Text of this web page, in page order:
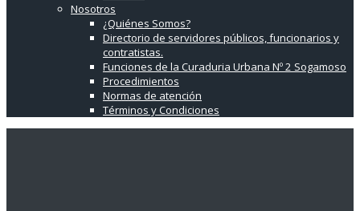
Nosotros
¿Quiénes Somos?
Directorio de servidores públicos, funcionarios y
contratistas.
Funciones de la Curaduria Urbana Nº 2 Sogamoso
Procedimientos
Normas de atención
Términos y Condiciones